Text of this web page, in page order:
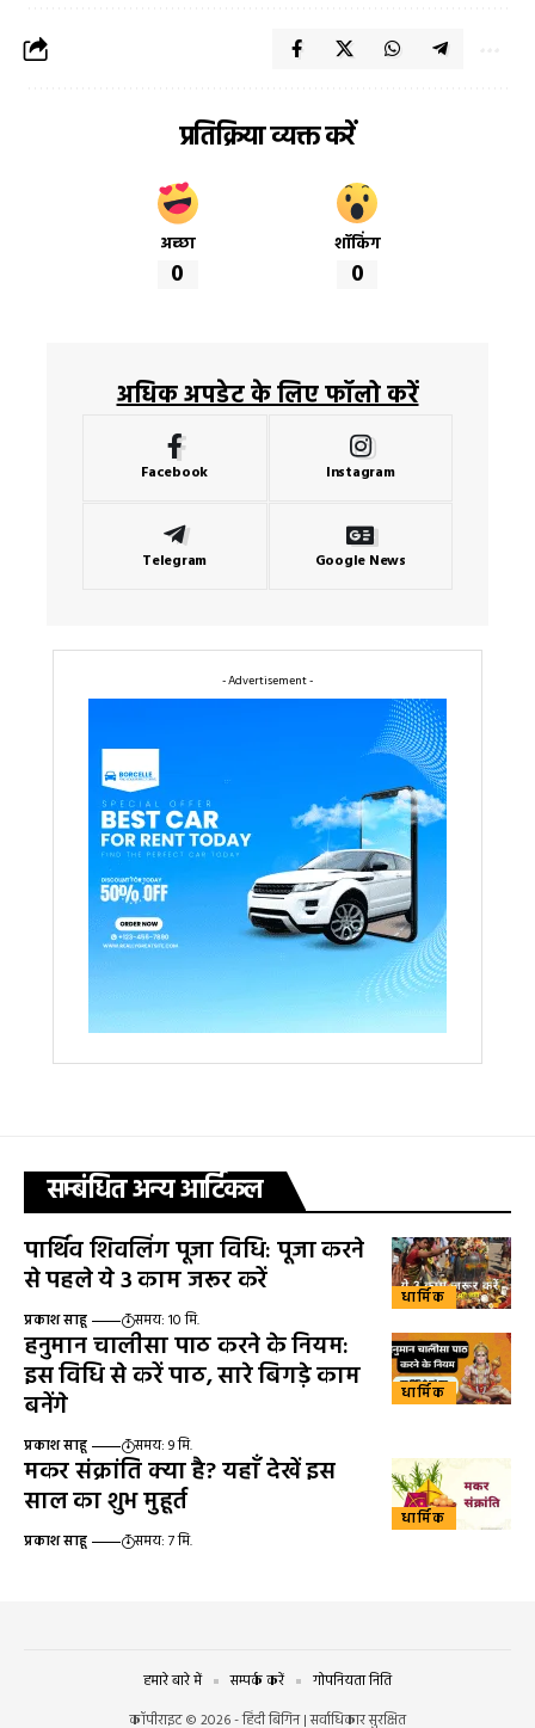
प्रतिक्रिया व्यक्त करें
अच्छा
0
शॉकिंग
0
अधिक अपडेट के लिए फॉलो करें
Facebook Instagram
Telegram Google News
- Advertisement -
सम्बंधित अन्य आर्टिकल
धार्मिक
पार्थिव शिवलिंग पूजा विधि: पूजा करने
से पहले ये 3 काम जरूर करें
प्रकाश साहू समय: 10 मि.
धार्मिक
हनुमान चालीसा पाठ करने के नियम:
इस विधि से करें पाठ, सारे बिगड़े काम
बनेंगे
प्रकाश साहू समय: 9 मि.
धार्मिक
मकर संक्रांति क्या है? यहाँ देखें इस
साल का शुभ मुहूर्त
प्रकाश साहू समय: 7 मि.
कॉपीराइट © 2026 - हिंदी बिगिन | सर्वाधिकार सुरक्षित
हमारे बारे में सम्पर्क करें गोपनियता निति